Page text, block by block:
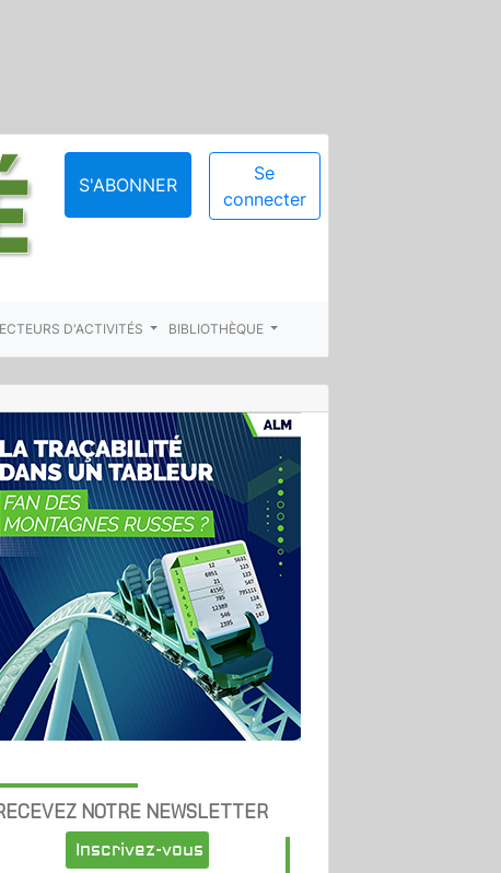
S'ABONNER
Se
connecter
D'ACTIVITÉS BIBLIOTHÈQUE
NOTRE NEWSLETTER
Inscrivez-vous